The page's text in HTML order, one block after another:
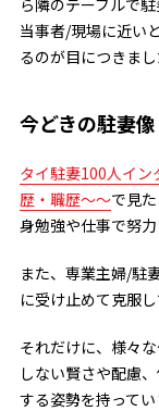
ら隣のテーブルで
当事者/現場に近い
るのが目につきまし
今どきの駐妻
タイ駐妻100人イ
歴・職歴～～で見
身勉強や仕事で努
また、専業主婦/駐
に受け止めて克服
それだけに、様々
しない賢さや配慮
する姿勢を持って